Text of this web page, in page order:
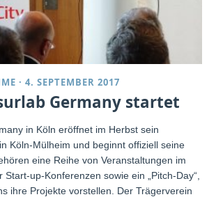
·4. SEPTEMBER 2017
Germany startet
in Köln eröffnet im Herbst sein
Köln-Mülheim und beginnt offiziell seine
eine Reihe von Veranstaltungen im
up-Konferenzen sowie ein „Pitch-Day“,
ihre Projekte vorstellen. Der Trägerverein